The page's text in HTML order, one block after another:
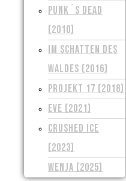
PUNK´S DEAD
(2010)
IM SCHATTEN DES
WALDES (2016)
PROJEKT 17 (2018)
EVE (2021)
CRUSHED ICE
(2023)
WENJA (2025)